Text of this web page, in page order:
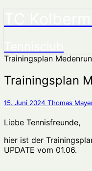
Trainingsplan
Trainingsplan
15. Juni 2024Thomas Mayer
Liebe Tennisfreunde,
hier ist der Trainingsplan
vom 01.06.